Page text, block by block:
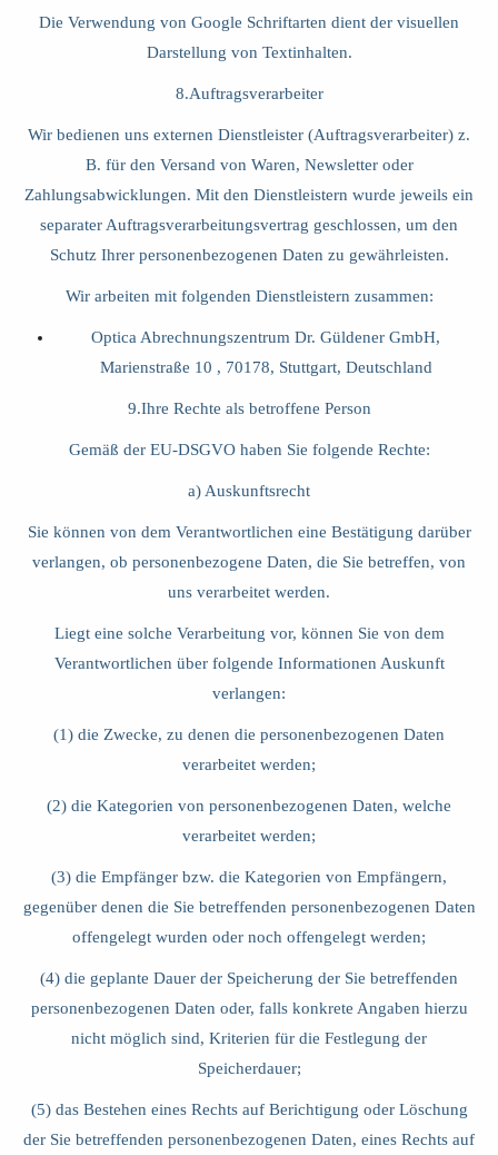
Die Verwendung von Google Schriftarten dient der visuellen
Darstellung von Textinhalten.
8.Auftragsverarbeiter
Wir bedienen uns externen Dienstleister (Auftragsverarbeiter) z.
B. für den Versand von Waren, Newsletter oder
Zahlungsabwicklungen. Mit den Dienstleistern wurde jeweils ein
separater Auftragsverarbeitungsvertrag geschlossen, um den
Schutz Ihrer personenbezogenen Daten zu gewährleisten.
Wir arbeiten mit folgenden Dienstleistern zusammen:
Optica Abrechnungszentrum Dr. Güldener GmbH,
Marienstraße 10 , 70178, Stuttgart, Deutschland
9.Ihre Rechte als betroffene Person
Gemäß der EU-DSGVO haben Sie folgende Rechte:
a) Auskunftsrecht
Sie können von dem Verantwortlichen eine Bestätigung darüber
verlangen, ob personenbezogene Daten, die Sie betreffen, von
uns verarbeitet werden.
Liegt eine solche Verarbeitung vor, können Sie von dem
Verantwortlichen über folgende Informationen Auskunft
verlangen:
(1) die Zwecke, zu denen die personenbezogenen Daten
verarbeitet werden;
(2) die Kategorien von personenbezogenen Daten, welche
verarbeitet werden;
(3) die Empfänger bzw. die Kategorien von Empfängern,
gegenüber denen die Sie betreffenden personenbezogenen Daten
offengelegt wurden oder noch offengelegt werden;
(4) die geplante Dauer der Speicherung der Sie betreffenden
personenbezogenen Daten oder, falls konkrete Angaben hierzu
nicht möglich sind, Kriterien für die Festlegung der
Speicherdauer;
(5) das Bestehen eines Rechts auf Berichtigung oder Löschung
der Sie betreffenden personenbezogenen Daten, eines Rechts auf